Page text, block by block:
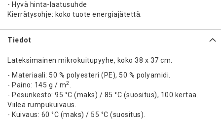
- Hyvä hinta-laatusuhde
Kierrätysohje: koko tuote energiajätettä.
Tiedot
Lateksimainen mikrokuitupyyhe, koko 38 x 37 cm.
- Materiaali: 50 % polyesteri (PE), 50 % polyamidi.
- Paino: 145 g / m2
- Pesunkesto: 95 °C (maks) / 85 °C (suositus), 100 kertaa.
Viileä rumpukuivaus.
- Kuivaus: 60 °C (maks) / 55 °C (suositus).